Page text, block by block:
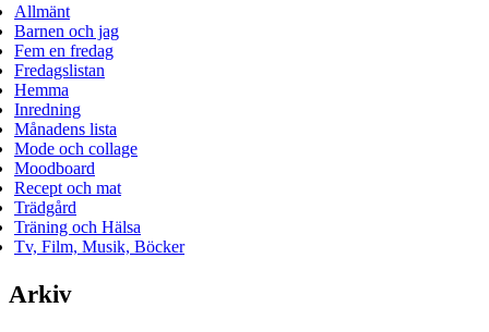
Allmänt
Barnen och jag
Fem en fredag
Fredagslistan
Hemma
Inredning
Månadens lista
Mode och collage
Moodboard
Recept och mat
Trädgård
Träning och Hälsa
Tv, Film, Musik, Böcker
Arkiv